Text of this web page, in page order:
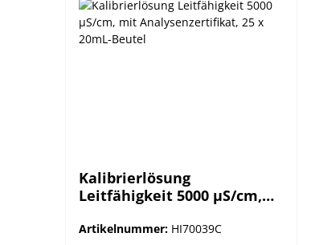
Kalibrierlösung
Leitfähigkeit 5000 µS/cm,
20mL-Beutel
Artikelnummer: HI70039C